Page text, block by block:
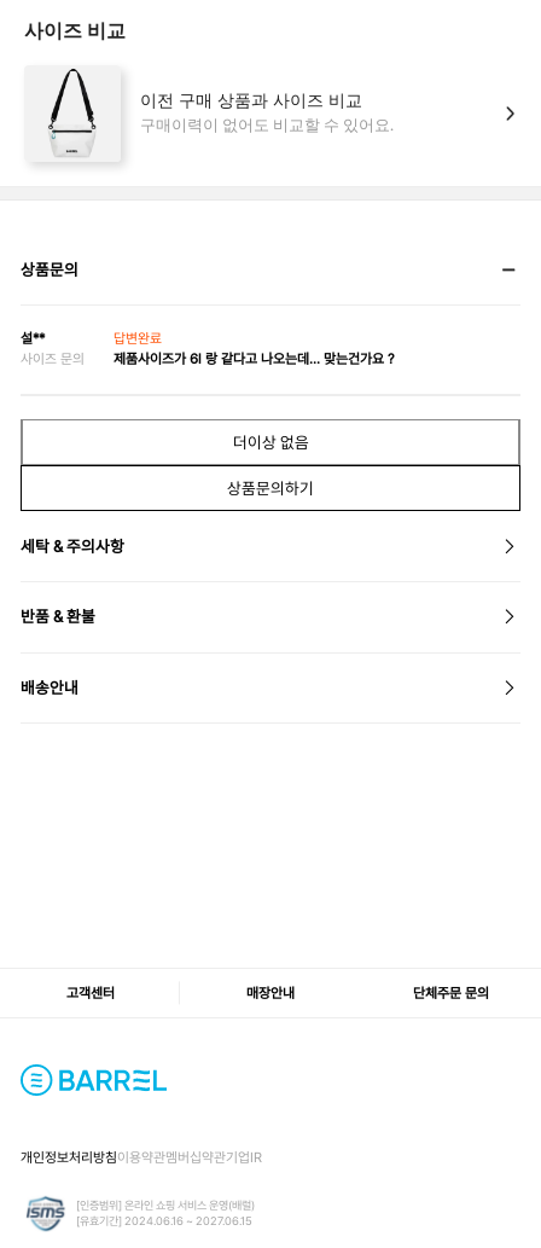
상품문의
설**
답변완료
사이즈 문의
제품사이즈가 6l 랑 같다고 나오는데... 맞는건가요 ?
더이상 없음
상품문의하기
세탁 & 주의사항
반품 & 환불
배송안내
고객센터 매장안내 단체주문 문의
개인정보처리방침이용약관멤버십약관기업IR
[인증범위] 온라인 쇼핑 서비스 운영(배럴)
[유효기간] 2024.06.16 ~ 2027.06.15